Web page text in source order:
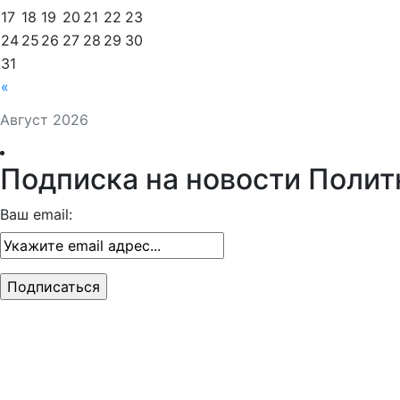
Август 2026
«
17 18 19 20 21 22 23
24 25 26 27 28 29 30
31
Подписка на новости
Ваш email: